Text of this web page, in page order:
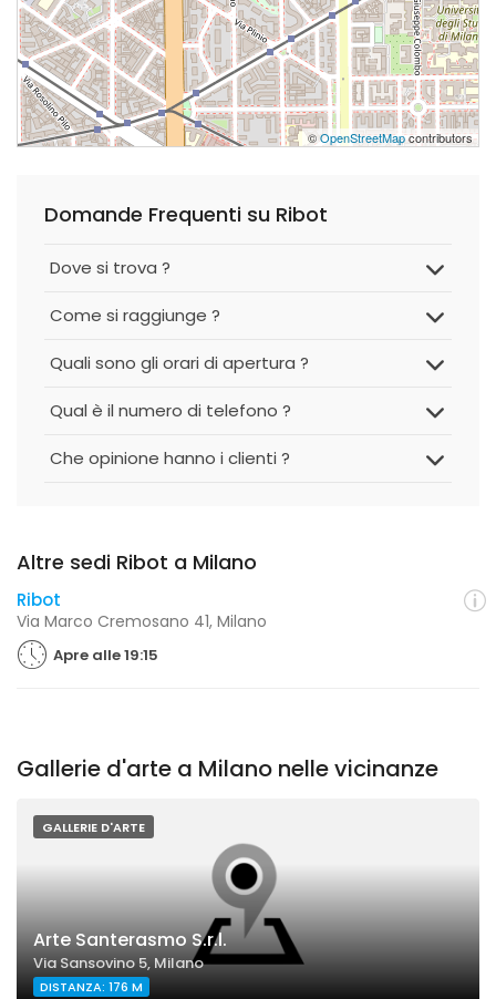
©OpenStreetMapcontributors
Domande Frequenti su Ribot
Dove si trova ?
Come si raggiunge ?
Quali sono gli orari di apertura ?
Qual è il numero di telefono ?
Che opinione hanno i clienti ?
Altre sedi Ribot a Milano
Ribot
Via Marco Cremosano 41, Milano
Apre alle 19:15
Gallerie d'arte a Milano nelle vicinanze
GALLERIE D'ARTE
Arte Santerasmo S.r.l.
Via Sansovino 5, Milano
DISTANZA: 176 M